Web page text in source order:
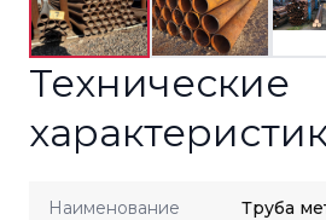
Технические
Наименование
Труба